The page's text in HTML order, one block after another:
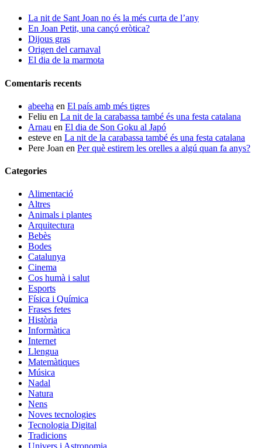
La nit de Sant Joan no és la més curta de l’any
En Joan Petit, una cançó eròtica?
Dijous gras
Origen del carnaval
El dia de la marmota
Comentaris recents
abeeha en El país amb més tigres
Feliu en La nit de la carabassa també és una festa catalana
Arnau en El dia de Son Goku al Japó
esteve en La nit de la carabassa també és una festa catalana
Pere Joan en Per què estirem les orelles a algú quan fa anys?
Categories
Alimentació
Altres
Animals i plantes
Arquitectura
Bebès
Bodes
Catalunya
Cinema
Cos humà i salut
Esports
Física i Química
Frases fetes
Història
Informàtica
Internet
Llengua
Matemàtiques
Música
Nadal
Natura
Nens
Noves tecnologies
Tecnologia Digital
Tradicions